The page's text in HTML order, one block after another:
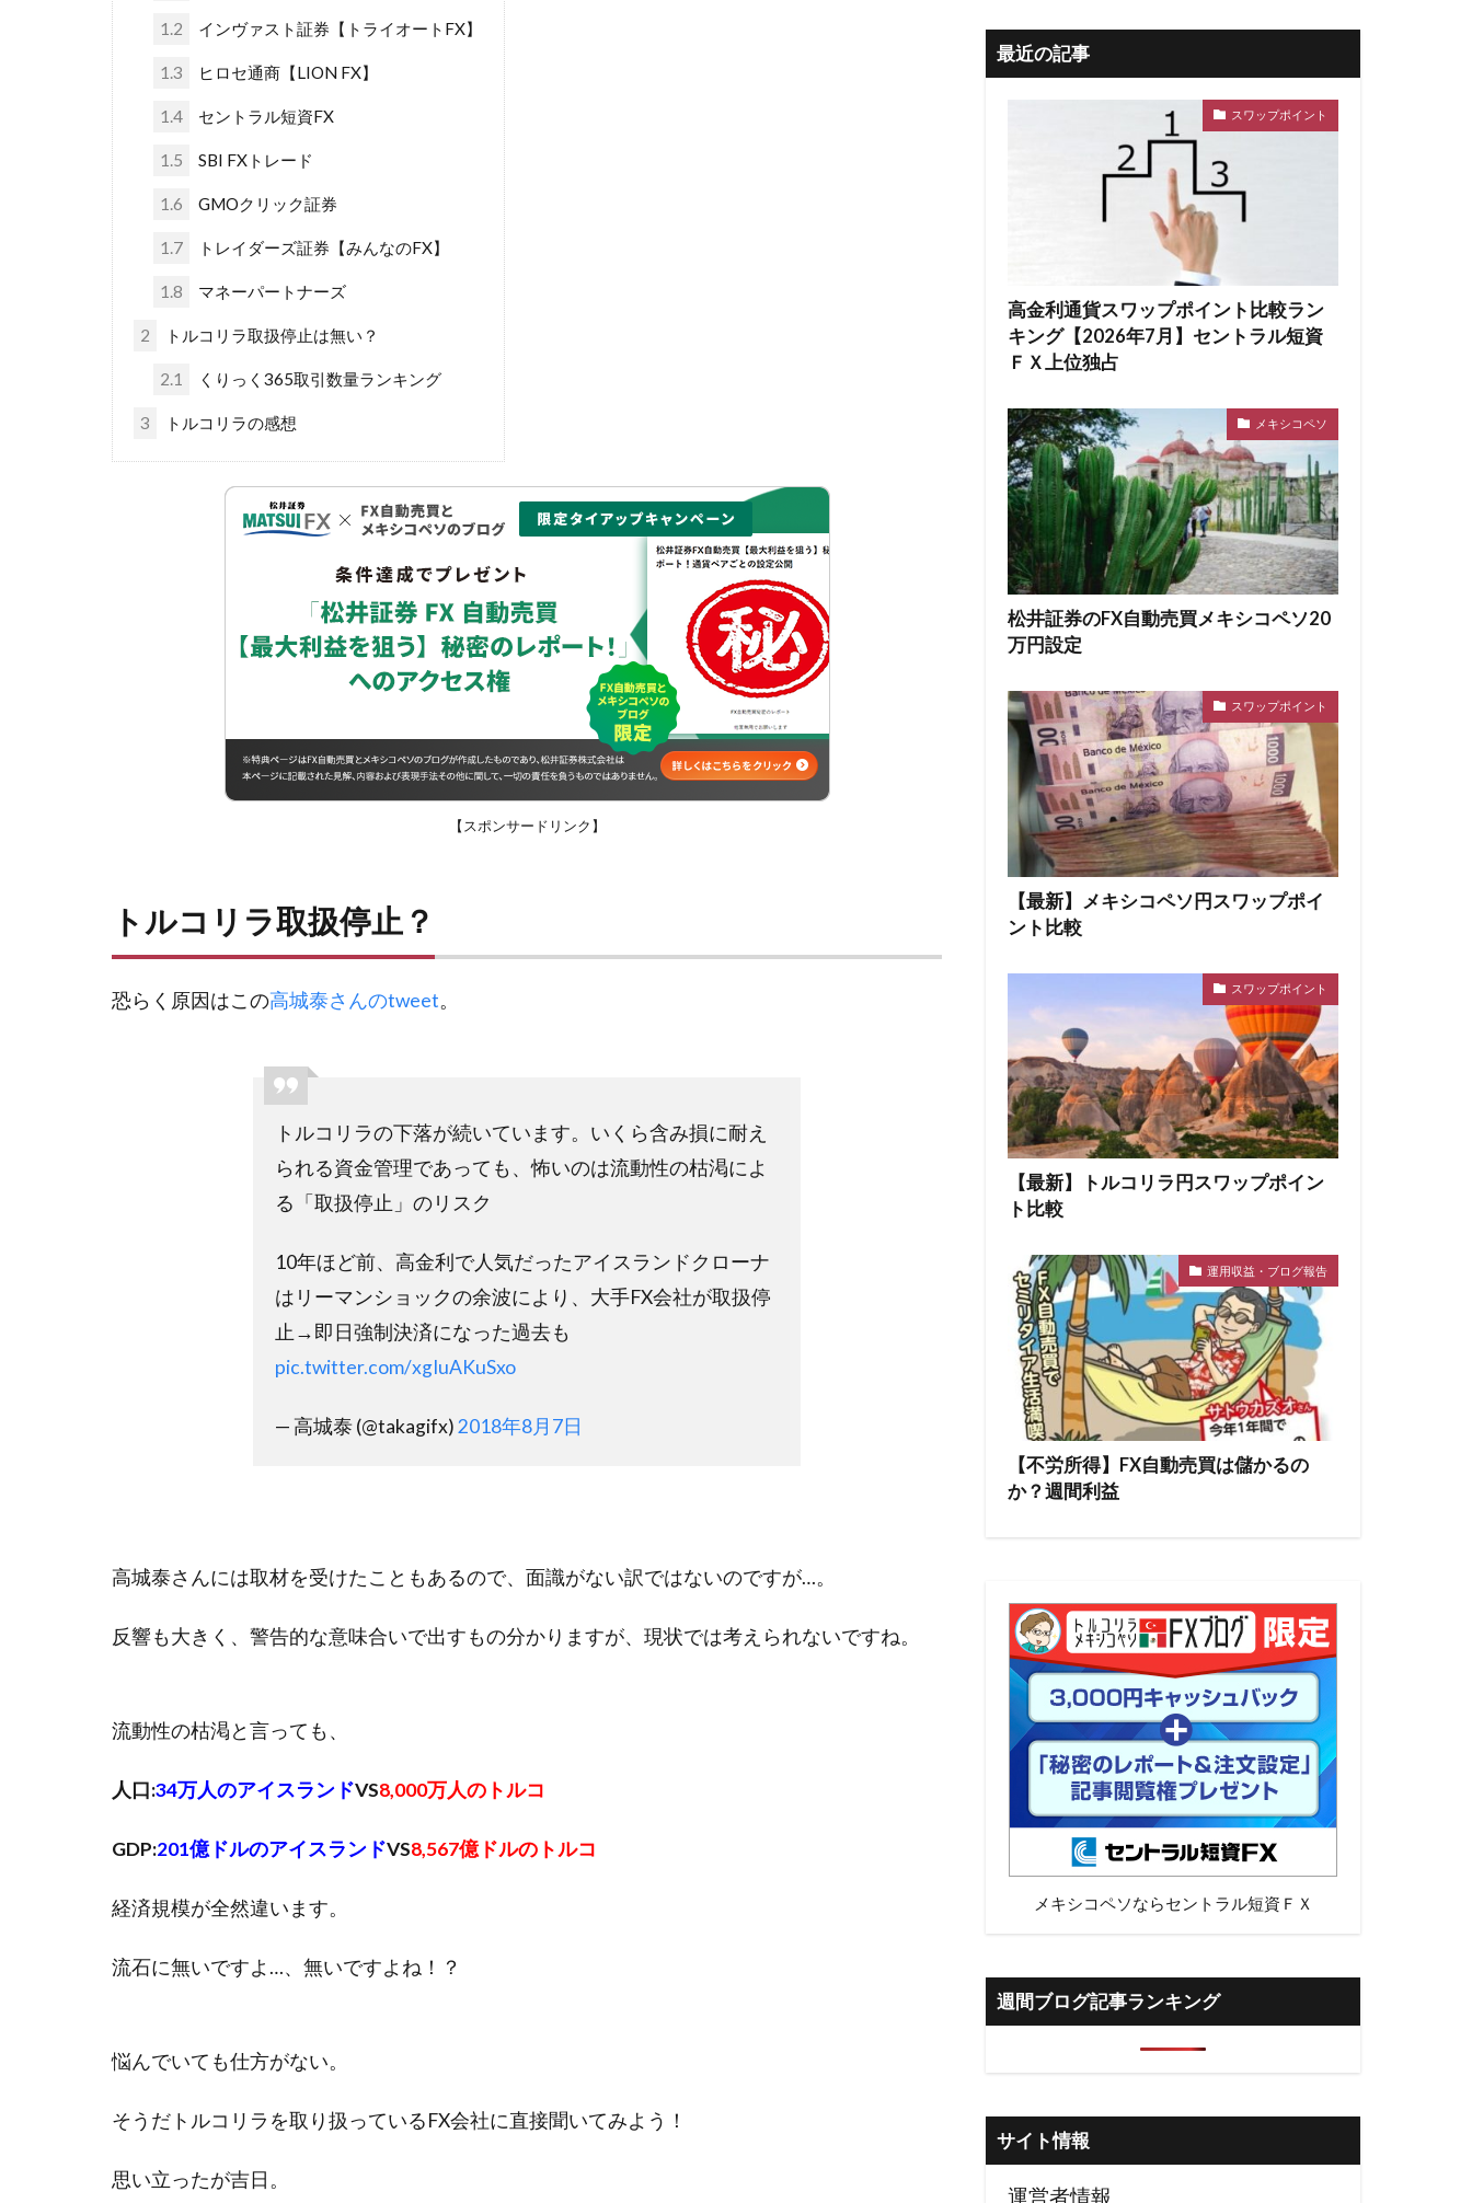
1.2 インヴァスト証券【トライオートFX】
1.3 ヒロセ通商【LION FX】
1.4 セントラル短資FX
1.5 SBI FXトレード
1.6 GMOクリック証券
1.7 トレイダーズ証券【みんなのFX】
1.8 マネーパートナーズ
2 トルコリラ取扱停止は無い？
2.1 くりっく365取引数量ランキング
3 トルコリラの感想
【スポンサードリンク】
トルコリラ取扱停止？
恐らく原因はこの高城泰さんのtweet。
トルコリラの下落が続いています。いくら含み損に耐え
られる資金管理であっても、怖いのは流動性の枯渇によ
る「取扱停止」のリスク
10年ほど前、高金利で人気だったアイスランドクローナ
はリーマンショックの余波により、大手FX会社が取扱停
止→即日強制決済になった過去も
pic.twitter.com/xgIuAKuSxo
— 高城泰 (@takagifx)2018年8月7日
高城泰さんには取材を受けたこともあるので、面識がない訳ではないのですが…。
反響も大きく、警告的な意味合いで出すもの分かりますが、現状では考えられないですね。
流動性の枯渇と言っても、
人口:34万人のアイスランドVS8,000万人のトルコ
GDP:201億ドルのアイスランドVS8,567億ドルのトルコ
経済規模が全然違います。
流石に無いですよ…、無いですよね！？
悩んでいても仕方がない。
そうだトルコリラを取り扱っているFX会社に直接聞いてみよう！
思い立ったが吉日。
最近の記事
スワップポイント
高金利通貨スワップポイント比較ラン
キング【2026年7月】セントラル短資
ＦＸ上位独占
メキシコペソ
松井証券のFX自動売買メキシコペソ20
万円設定
スワップポイント
【最新】メキシコペソ円スワップポイ
ント比較
スワップポイント
【最新】トルコリラ円スワップポイン
ト比較
運用収益・ブログ報告
【不労所得】FX自動売買は儲かるの
か？週間利益
メキシコペソならセントラル短資ＦＸ
週間ブログ記事ランキング
サイト情報
運営者情報